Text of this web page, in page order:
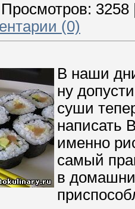
Просмотров: 3258
(0)
В наши
ну
суши
написать
именно
самый
в